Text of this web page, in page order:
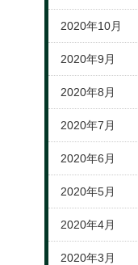
2020年10月
2020年9月
2020年8月
2020年7月
2020年6月
2020年5月
2020年4月
2020年3月